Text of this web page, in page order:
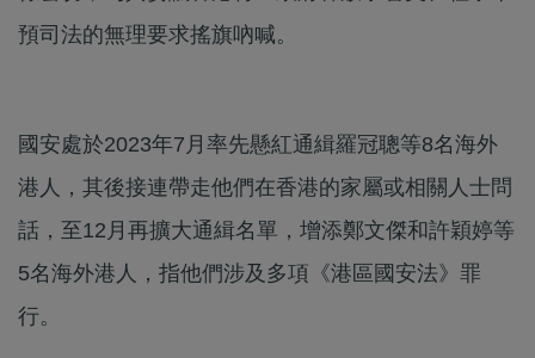
預司法的無理要求搖旗吶喊。
國安處於2023年7月率先懸紅通緝羅冠聰等8名海外
港人，其後接連帶走他們在香港的家屬或相關人士問
話，至12月再擴大通緝名單，增添鄭文傑和許穎婷等
5名海外港人，指他們涉及多項《港區國安法》罪
行。